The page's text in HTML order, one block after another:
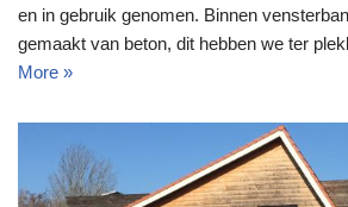
en in gebruik genomen. Binnen
gemaakt van beton, dit hebben we ter
More »